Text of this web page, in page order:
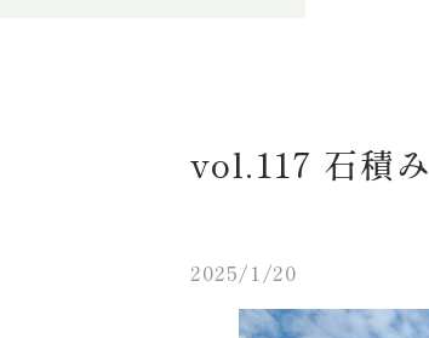
vol.117 石積み
2025/1/20